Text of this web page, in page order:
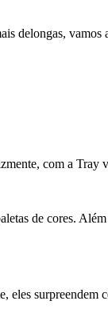
delongas,
com a Tray
de cores.
eles surpreendem